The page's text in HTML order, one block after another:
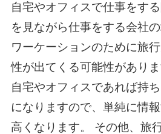
自宅やオフィスで仕事をす
を見ながら仕事をする会社
ワーケーションのために旅
性が出てくる可能性があり
自宅やオフィスであれば持
になりますので、単純に情
高くなります。 その他、旅